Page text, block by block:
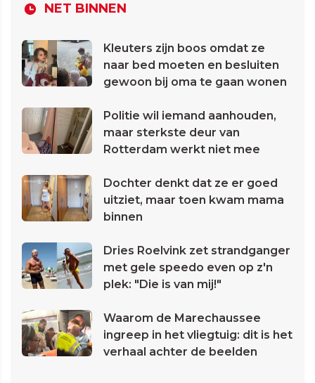
NET BINNEN
Kleuters zijn boos omdat ze
naar bed moeten en besluiten
gewoon bij oma te gaan wonen
Politie wil iemand aanhouden,
maar sterkste deur van
Rotterdam werkt niet mee
Dochter denkt dat ze er goed
uitziet, maar toen kwam mama
binnen
Dries Roelvink zet strandganger
met gele speedo even op z'n
plek: "Die is van mij!"
Waarom de Marechaussee
ingreep in het vliegtuig: dit is het
verhaal achter de beelden